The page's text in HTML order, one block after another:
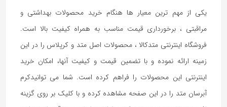
یکی از مهم ترین معیار ها هنگام خرید محصولات بهداشتی و
مراقبتی ، برخورداری قیمت مناسب به همراه کیفیت بالا است.
فروشگاه اینترنتی متدکالا ، محصولات اصل متد و کرپلاس را در این
زمینه ارائه نموده و با تضمین قیمت و کیفیت آنها، امکان خرید
اینترنتی این محصولات را فراهم کرده است. شما می توانیدکرم
آبرسان متد را در این صفحه مشاهده کرده و با کلیک بر روی گزینه